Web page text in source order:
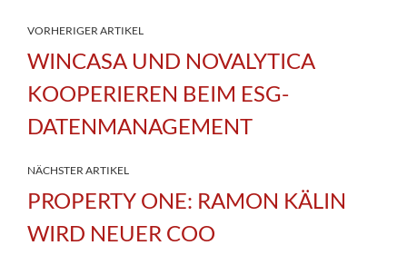
VORHERIGER ARTIKEL
WINCASA UND NOVALYTICA
KOOPERIEREN BEIM ESG-
DATENMANAGEMENT
NÄCHSTER ARTIKEL
PROPERTY ONE: RAMON KÄLIN
WIRD NEUER COO